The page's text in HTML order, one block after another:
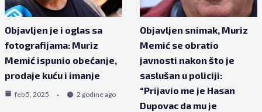
Objavljen je i oglas sa
fotografijama: Muriz
Memić ispunio obećanje,
prodaje kuću i imanje
feb 5, 2025 2 godine ago
Objavljen snimak, Muriz
Memić se obratio
javnosti nakon što je
saslušan u policiji:
“Prijavio me je Hasan
Dupovac da mu je